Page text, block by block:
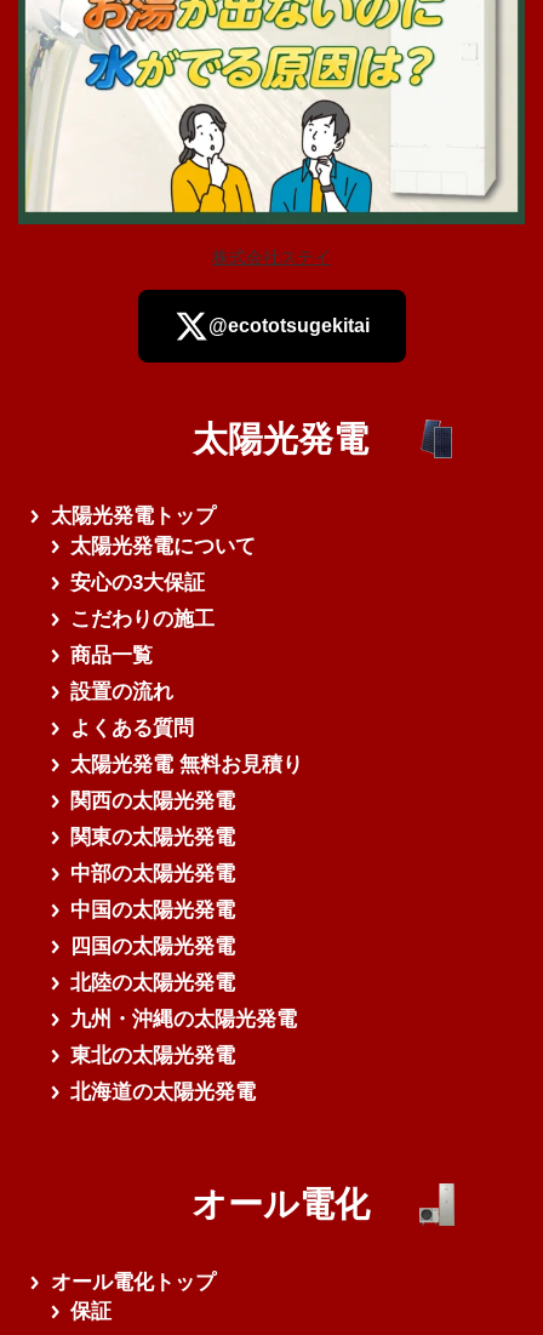
さらに読み込む
株式会社ステイ
@ecototsugekitai
太陽光発電
太陽光発電トップ
太陽光発電について
安心の3大保証
こだわりの施工
商品一覧
設置の流れ
よくある質問
太陽光発電 無料お見積り
関西の太陽光発電
関東の太陽光発電
中部の太陽光発電
中国の太陽光発電
四国の太陽光発電
北陸の太陽光発電
九州・沖縄の太陽光発電
東北の太陽光発電
北海道の太陽光発電
オール電化
オール電化トップ
保証